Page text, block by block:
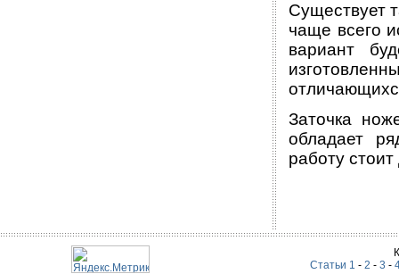
Существует
чаще всего
вариант
Заточка
обладает
работу
Статьи 1 - 2 - 3 -